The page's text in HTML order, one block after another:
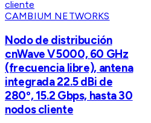
CAMBIUM NETWORKS
Nodo de distribución
cnWave V5000, 60 GHz
(frecuencia libre), antena
integrada 22.5 dBi de
280º, 15.2 Gbps, hasta 30
nodos cliente